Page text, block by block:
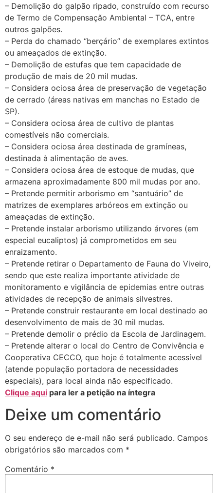
– Demolição do galpão ripado, construído com recurso
de Termo de Compensação Ambiental – TCA, entre
outros galpões.
– Perda do chamado “berçário” de exemplares extintos
ou ameaçados de extinção.
– Demolição de estufas que tem capacidade de
produção de mais de 20 mil mudas.
– Considera ociosa área de preservação de vegetação
de cerrado (áreas nativas em manchas no Estado de
SP).
– Considera ociosa área de cultivo de plantas
comestíveis não comerciais.
– Considera ociosa área destinada de gramíneas,
destinada à alimentação de aves.
– Considera ociosa área de estoque de mudas, que
armazena aproximadamente 800 mil mudas por ano.
– Pretende permitir arborismo em “santuário” de
matrizes de exemplares arbóreos em extinção ou
ameaçadas de extinção.
– Pretende instalar arborismo utilizando árvores (em
especial eucaliptos) já comprometidos em seu
enraizamento.
– Pretende retirar o Departamento de Fauna do Viveiro,
sendo que este realiza importante atividade de
monitoramento e vigilância de epidemias entre outras
atividades de recepção de animais silvestres.
– Pretende construir restaurante em local destinado ao
desenvolvimento de mais de 30 mil mudas.
– Pretende demolir o prédio da Escola de Jardinagem.
– Pretende alterar o local do Centro de Convivência e
Cooperativa CECCO, que hoje é totalmente acessível
(atende população portadora de necessidades
especiais), para local ainda não especificado.
Clique aqui para ler a petição na íntegra
Deixe um comentário
O seu endereço de e-mail não será publicado. Campos
obrigatórios são marcados com *
Comentário *